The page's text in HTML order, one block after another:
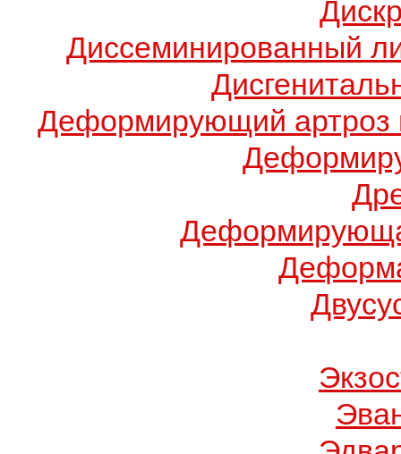
Диссеминированный
Деформирующий артроз